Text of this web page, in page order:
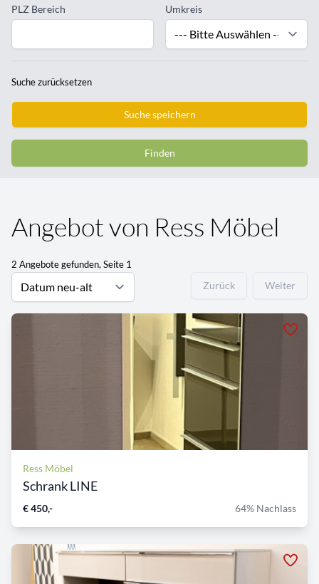
PLZ Bereich Umkreis
Suche zurücksetzen
Suche speichern
Finden
Angebot von Ress Möbel
2 Angebote gefunden, Seite 1
Zurück Weiter
Ress Möbel
Schrank LINE
€ 450,- 64% Nachlass